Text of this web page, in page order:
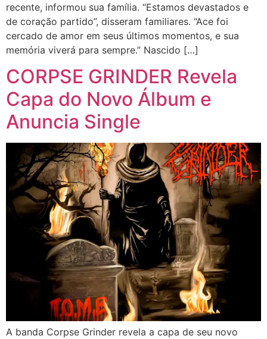
recente, informou sua família. “Estamos devastados e
de coração partido”, disseram familiares. “Ace foi
cercado de amor em seus últimos momentos, e sua
memória viverá para sempre.” Nascido […]
CORPSE GRINDER Revela
Capa do Novo Álbum e
Anuncia Single
A banda Corpse Grinder revela a capa de seu novo